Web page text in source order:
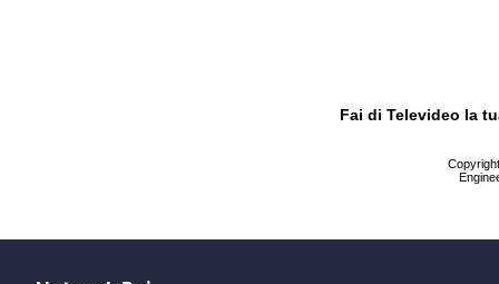
Fai di Televideo la